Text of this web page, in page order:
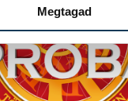
Megtagad